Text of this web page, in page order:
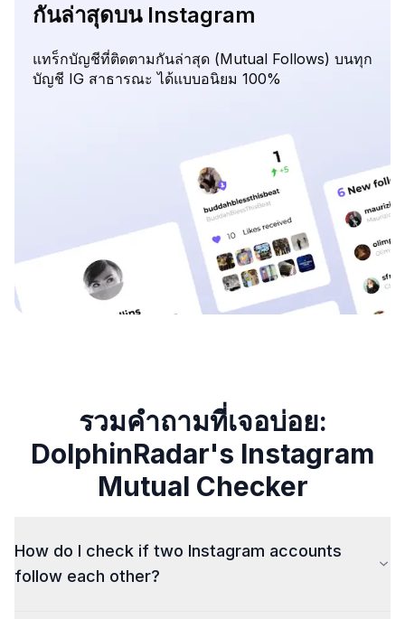
กันล่าสุดบน Instagram
แทร็กบัญชีที่ติดตามกันล่าสุด (Mutual Follows) บนทุก
บัญชี IG สาธารณะ ได้แบบอนิยม 100%
รวมคำถามที่เจอบ่อย:
DolphinRadar's Instagram
Mutual Checker
How do I check if two Instagram accounts
follow each other?